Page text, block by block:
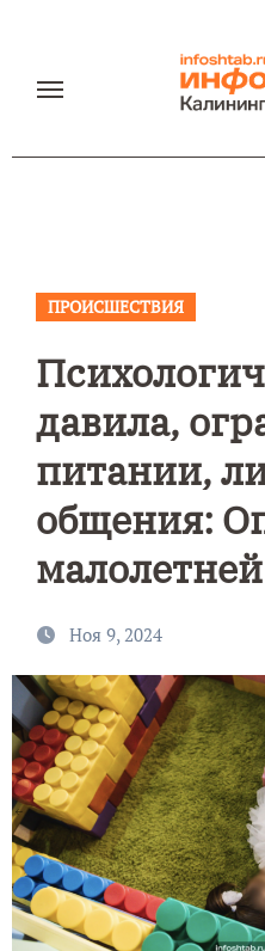
содержанию
ПРОИСШЕСТВИЯ
давила,
питании,
общения:
Ноя 9, 2024